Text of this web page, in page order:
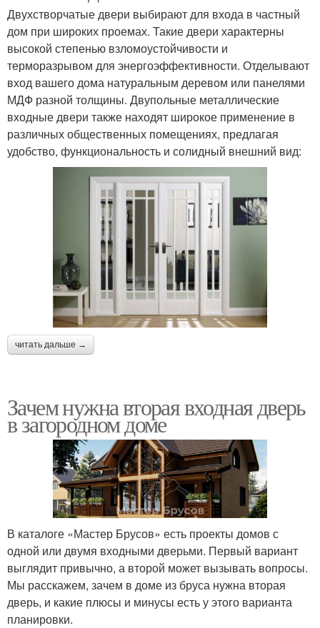
Двухстворчатые двери выбирают для входа в частный
дом при широких проемах. Такие двери характерны
высокой степенью взломоустойчивости и
терморазрывом для энергоэффективности. Отделывают
вход вашего дома натуральным деревом или панелями
МДФ разной толщины. Двупольные металлические
входные двери также находят широкое применение в
различных общественных помещениях, предлагая
удобство, функциональность и солидный внешний вид:
читать дальше →
Зачем нужна вторая входная дверь
в загородном доме
В каталоге «Мастер Брусов» есть проекты домов с
одной или двумя входными дверьми. Первый вариант
выглядит привычно, а второй может вызывать вопросы.
Мы расскажем, зачем в доме из бруса нужна вторая
дверь, и какие плюсы и минусы есть у этого варианта
планировки.